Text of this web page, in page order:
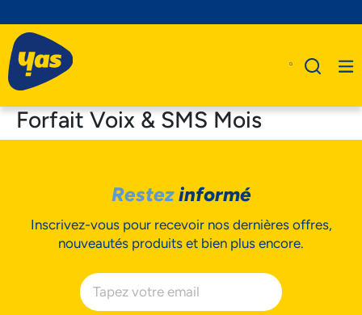
Business
Assistance
Forfait Voix & SMS Mois
Restezinformé
Inscrivez-vous pour recevoir nos dernières offres,
nouveautés produits et bien plus encore.